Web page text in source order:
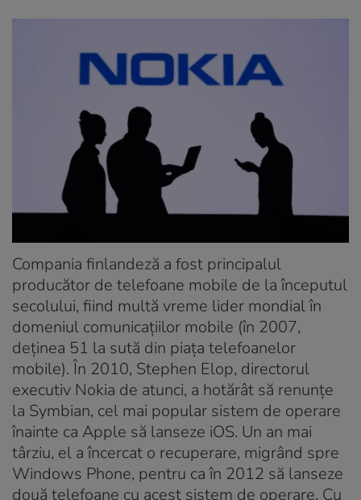
Compania finlandeză a fost principalul
producător de telefoane mobile de la începutul
secolului, fiind multă vreme lider mondial în
domeniul comunicațiilor mobile (în 2007,
deţinea 51 la sută din piaţa telefoanelor
mobile). În 2010, Stephen Elop, directorul
executiv Nokia de atunci, a hotărât să renunțe
la Symbian, cel mai popular sistem de operare
înainte ca Apple să lanseze iOS. Un an mai
târziu, el a încercat o recuperare, migrând spre
Windows Phone, pentru ca în 2012 să lanseze
două telefoane cu acest sistem de operare. Cu